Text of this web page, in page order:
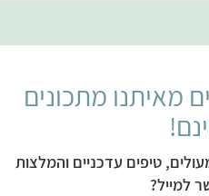
מאיתנו מתכונים
טיפים עדכניים והמלצות
למייל?